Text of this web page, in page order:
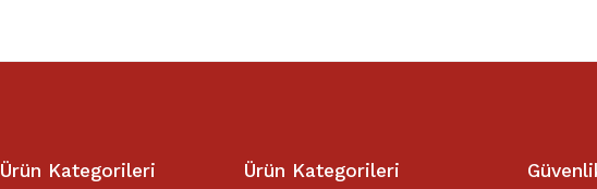
Ürün Kategorileri Ürün Kategorileri